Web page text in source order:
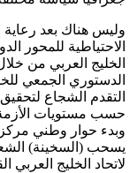
وليس هناك بعد رعاية
الاحتياطية للمحور
الخليج العربي من
الدستوري الجمعي
التقدم الشجاع
حسب مستويات الأزمة
وبدء حوار وطني
يسحب (السخينة)
لاتحاد الخليج العربي